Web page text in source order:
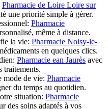
Pharmacie de Loire Loire sur
une priorité simple à gérer.
Pharmacie
même à distance.
la vie: Pharmacie Noisy-le-
en quelques clics.
Pharmacie ean Jaurès avec
traitements.
mode de vie: Pharmacie
du temps au quotidien.
situation: Pharmacie
des soins adaptés à vos